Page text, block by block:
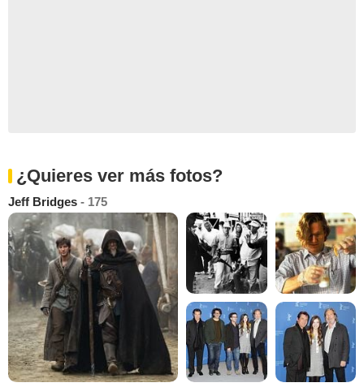
¿Quieres ver más fotos?
Jeff Bridges - 175